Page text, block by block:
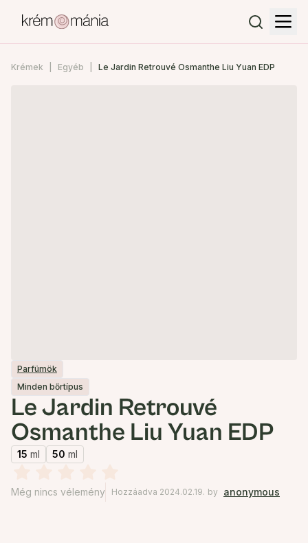
Krémek Egyéb Le Jardin Retrouvé Osmanthe Liu Yuan EDP
Parfümök
Minden bőrtípus
Le Jardin Retrouvé
Osmanthe Liu Yuan EDP
15 ml 50 ml
Még nincs vélemény Hozzáadva 2024.02.19. by anonymous